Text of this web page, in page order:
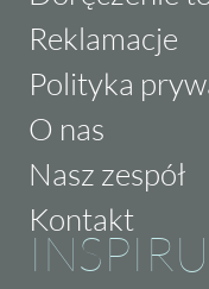
Reklamacje
Polityka
O nas
Nasz zespół
Kontakt